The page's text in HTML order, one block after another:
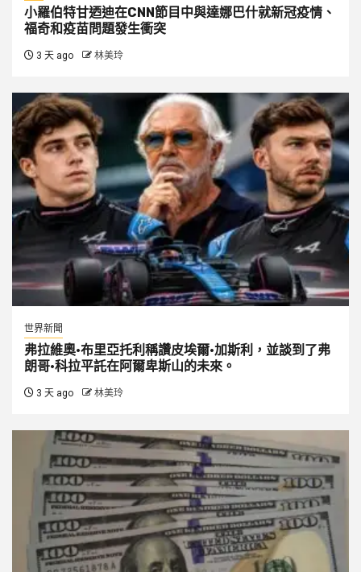
小羅伯特甘迺迪在CNN節目中與達娜巴什就新冠疫情、
福奇和疫苗問題發生衝突
3 天 ago 林美玲
世界新聞
弗拉維奧·布里亞托利稱讚皮埃爾·加斯利，並談到了弗
朗哥·科拉平託在阿爾卑斯山的未來。
3 天 ago 林美玲